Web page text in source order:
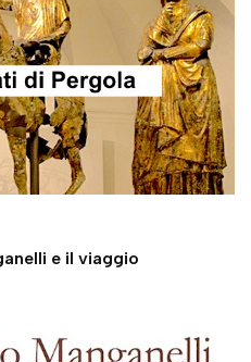
e il viaggio